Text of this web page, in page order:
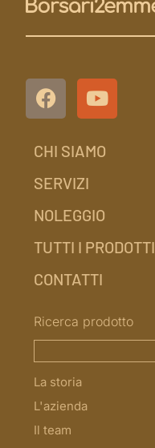
CHI SIAMO
SERVIZI
NOLEGGIO
TUTTI I PRODOTTI
CONTATTI
Ricerca prodotto
La storia
L'azienda
Il team